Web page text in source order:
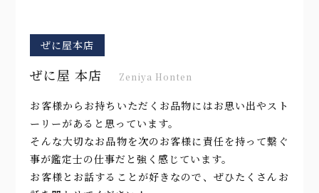
ぜに屋本店
ぜに屋 本店 Zeniya Honten
お客様からお持ちいただくお品物にはお思い出やスト
ーリーがあると思っています。
そんな大切なお品物を次のお客様に責任を持って繋ぐ
事が鑑定士の仕事だと強く感じています。
お客様とお話することが好きなので、ぜひたくさんお